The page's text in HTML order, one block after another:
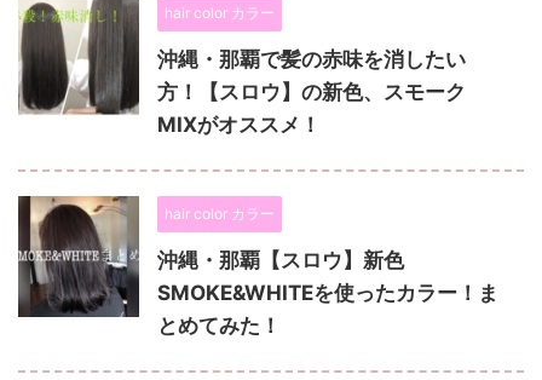
hair color カラー
沖縄・那覇で髪の赤味を消したい
方！【スロウ】の新色、スモーク
MIXがオススメ！
hair color カラー
沖縄・那覇【スロウ】新色
SMOKE&WHITEを使ったカラー！ま
とめてみた！